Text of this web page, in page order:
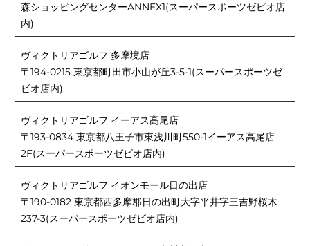
森ショッピングセンターANNEX1(スーパースポーツゼビオ店
内)
ヴィクトリアゴルフ 多摩境店
〒194-0215 東京都町田市小山が丘3-5-1(スーパースポーツゼ
ビオ店内)
ヴィクトリアゴルフ イーアス高尾店
〒193-0834 東京都八王子市東浅川町550-1イーアス高尾店
2F(スーパースポーツゼビオ店内)
ヴィクトリアゴルフ イオンモール日の出店
〒190-0182 東京都西多摩郡日の出町大字平井字三吉野桜木
237-3(スーパースポーツゼビオ店内)